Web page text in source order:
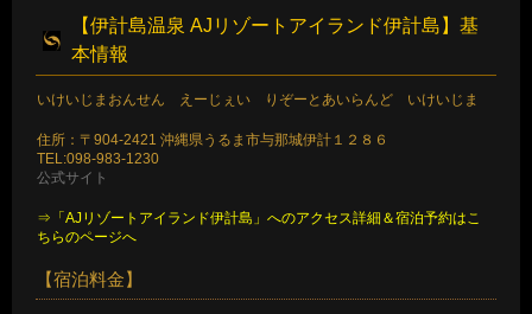
【伊計島温泉 AJリゾートアイランド伊計島】基
本情報
いけいじまおんせん えーじぇい りぞーとあいらんど いけいじま
住所：〒904-2421 沖縄県うるま市与那城伊計１２８６
TEL:098-983-1230
公式サイト
⇒「AJリゾートアイランド伊計島」へのアクセス詳細＆宿泊予約はこ
ちらのページへ
【宿泊料金】